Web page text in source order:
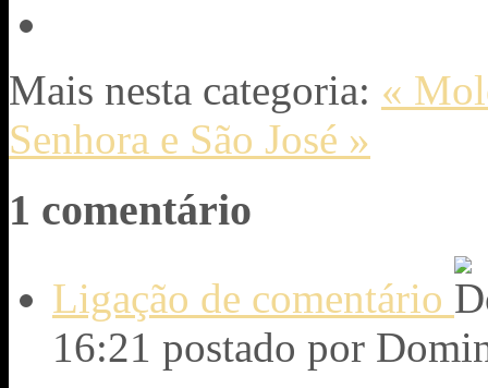
Mais nesta categoria: «
Senhora e São José »
1 comentário
Ligação de comentário
16:21 postado por